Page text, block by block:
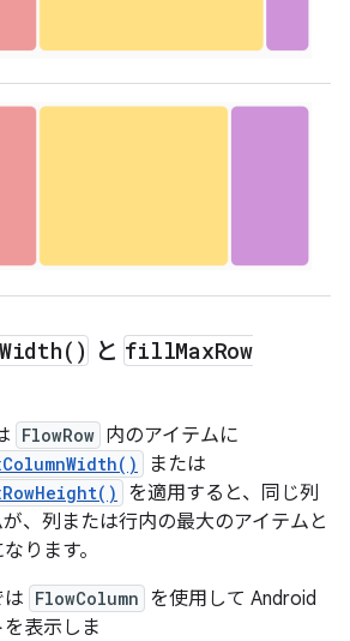
Width( ) と fillMaxRow
FlowRow 内のアイテムに
または
を適用すると、同じ列
、列または行内の最大のアイテムと
ります。
FlowColumn を使用して Android
表示しま